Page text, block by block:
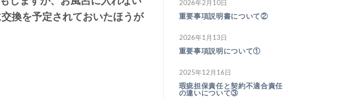
換を予定されておいたほうが
2026年2月10日
重要事項説明書について②
2026年1月13日
重要事項説明について①
2025年12月16日
瑕疵担保責任と契約不適合責任
の違いについて③